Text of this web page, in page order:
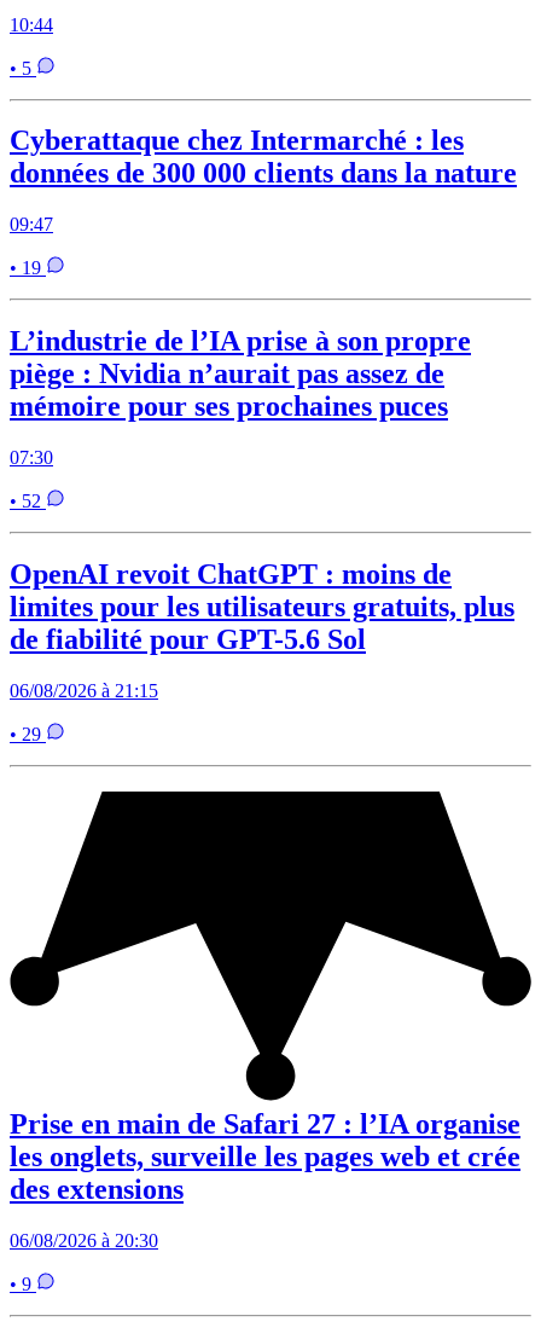
10:44
• 5
Cyberattaque chez Intermarché : les
données de 300 000 clients dans la nature
09:47
• 19
L’industrie de l’IA prise à son propre
piège : Nvidia n’aurait pas assez de
mémoire pour ses prochaines puces
07:30
• 52
OpenAI revoit ChatGPT : moins de
limites pour les utilisateurs gratuits, plus
de fiabilité pour GPT-5.6 Sol
06/08/2026 à 21:15
• 29
Prise en main de Safari 27 : l’IA organise
les onglets, surveille les pages web et crée
des extensions
06/08/2026 à 20:30
• 9